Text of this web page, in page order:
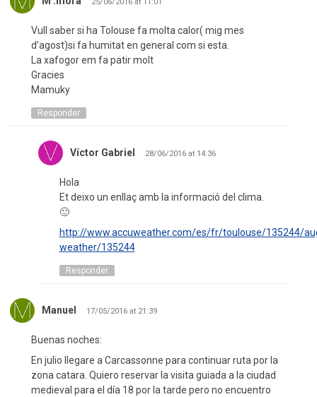
25/06/2016 at 11:01
Vull saber si ha Tolouse fa molta calor( mig mes
d’agost)si fa humitat en general com si esta.
La xafogor em fa patir molt
Gracies
Mamuky
Responder
Víctor Gabriel 28/06/2016 at 14:36
Hola
Et deixo un enllaç amb la informació del clima.
🙂
http://www.accuweather.com/es/fr/toulouse/135244/
weather/135244
Responder
Manuel 17/05/2016 at 21:39
Buenas noches:
En julio llegare a Carcassonne para continuar ruta por la
zona catara. Quiero reservar la visita guiada a la ciudad
medieval para el día 18 por la tarde pero no encuentro